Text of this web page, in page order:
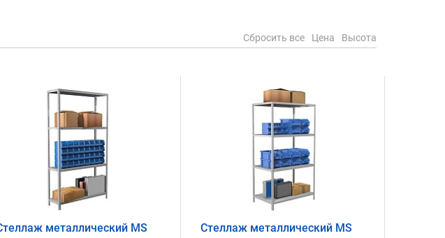
Сбросить все Цена Высота
металлический MS
Стеллаж металлический MS